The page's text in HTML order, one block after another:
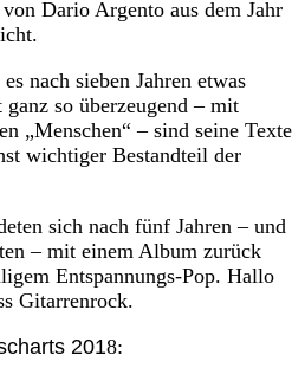
Dario Argento aus dem Jahr
nach sieben Jahren etwas
so überzeugend – mit
„Menschen“ – sind seine Texte
wichtiger Bestandteil der
sich nach fünf Jahren – und
– mit einem Album zurück
Entspannungs-Pop. Hallo
Gitarrenrock.
2018: